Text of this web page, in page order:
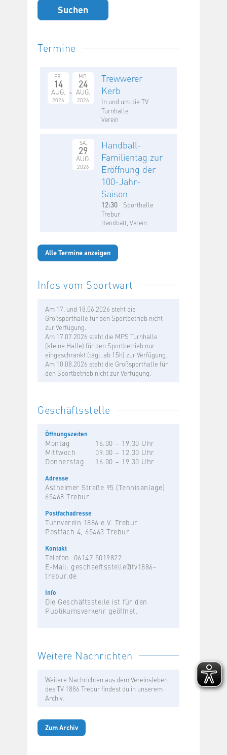
Termine
FR.
14
AUG.
2026
MO.
24
AUG.
2026
Trewwerer
Kerb
In und um die TV
Turnhalle
Verein
SA.
29
AUG.
2026
Handball-
Familientag zur
Eröffnung der
100-Jahr-
Saison
12:30
Sporthalle
Trebur
Handball, Verein
Alle Termine anzeigen
Infos vom Sportwart
Am 17. und 18.06.2026 steht die
Großsporthalle für den Sportbetrieb nicht
zur Verfügung.
Am 17.07.2026 steht die MPS Turnhalle
(kleine Halle) für den Sportbetrieb nur
eingeschränkt (tägl. ab 15h) zur Verfügung.
Am 10.08.2026 steht die Großsporthalle für
den Sportbetrieb nicht zur Verfügung.
Geschäftsstelle
Öffnungszeiten
Montag
16.00 – 19.30 Uhr
Mittwoch
09.00 – 12.30 Uhr
Donnerstag
16.00 – 19.30 Uhr
Adresse
Astheimer Straße 95 (Tennisanlage)
65468 Trebur
Postfachadresse
Turnverein 1886 e.V. Trebur
Postfach 4, 65463 Trebur
Kontakt
Telefon: 06147 5019822
E-Mail: geschaeftsstelle@tv1886-
trebur.de
Info
Die Geschäftsstelle ist für den
Publikumsverkehr geöffnet.
Weitere Nachrichten
Weitere Nachrichten aus dem Vereinsleben
des TV 1886 Trebur findest du in unserem
Archiv.
Zum Archiv